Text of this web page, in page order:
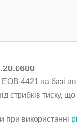
4421 на базі
стрибків тиску,
при використанні